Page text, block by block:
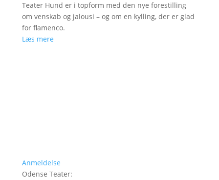
Teater Hund er i topform med den nye forestilling
om venskab og jalousi – og om en kylling, der er glad
for flamenco.
Læs mere
Anmeldelse
Odense Teater: